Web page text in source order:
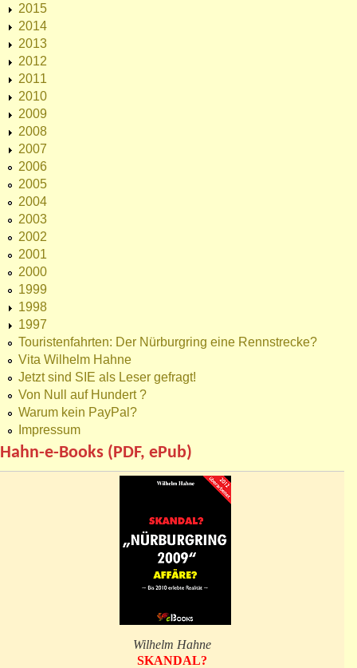
2015
2014
2013
2012
2011
2010
2009
2008
2007
2006
2005
2004
2003
2002
2001
2000
1999
1998
1997
Touristenfahrten: Der Nürburgring eine Rennstrecke?
Vita Wilhelm Hahne
Jetzt sind SIE als Leser gefragt!
Von Null auf Hundert ?
Warum kein PayPal?
Impressum
Hahn-e-Books (PDF, ePub)
Wilhelm Hahne
SKANDAL?